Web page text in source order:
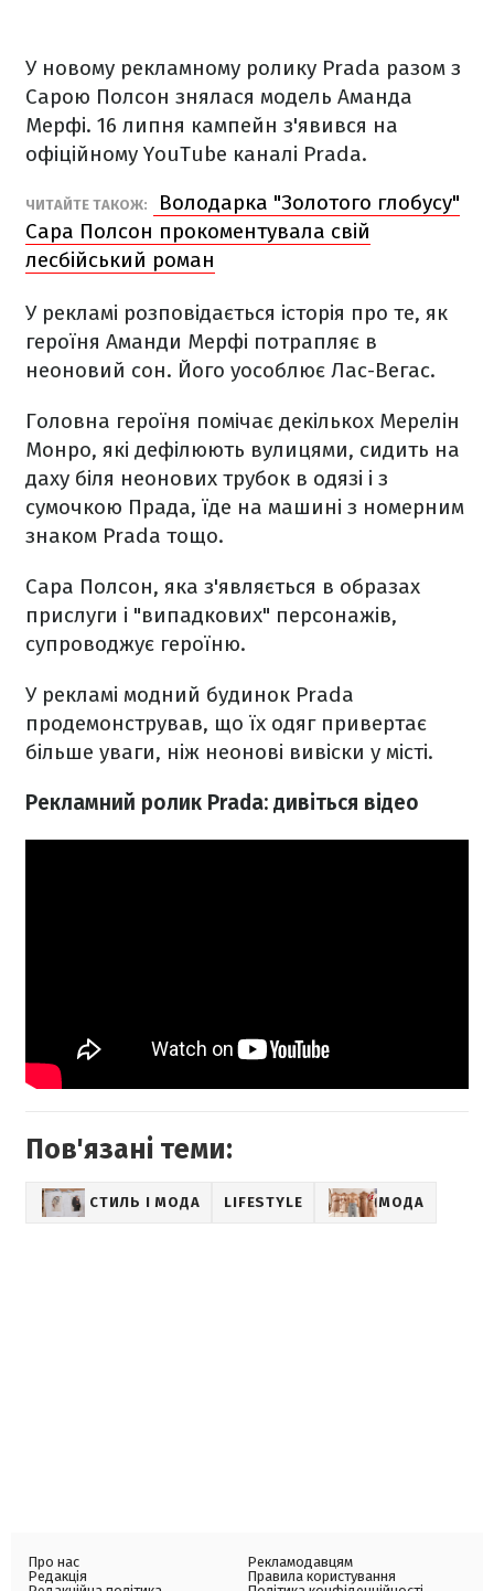
У новому рекламному ролику Prada разом з
Сарою Полсон знялася модель Аманда
Мерфі. 16 липня кампейн з'явився на
офіційному YouTube каналі Prada.
ЧИТАЙТЕ ТАКОЖ:
Володарка "Золотого глобусу"
Сара Полсон прокоментувала свій
лесбійський роман
У рекламі розповідається історія про те, як
героїня Аманди Мерфі потрапляє в
неоновий сон. Його уособлює Лас-Вегас.
Головна героїня помічає декількох Мерелін
Монро, які дефілюють вулицями, сидить на
даху біля неонових трубок в одязі і з
сумочкою Прада, їде на машині з номерним
знаком Prada тощо.
Сара Полсон, яка з'являється в образах
прислуги і "випадкових" персонажів,
супроводжує героїню.
У рекламі модний будинок Prada
продемонстрував, що їх одяг привертає
більше уваги, ніж неонові вивіски у місті.
Рекламний ролик Prada: дивіться відео
Пов'язані теми:
СТИЛЬ І МОДА LIFESTYLE МОДА
Про нас
Редакція
Рекламодавцям
Правила користування